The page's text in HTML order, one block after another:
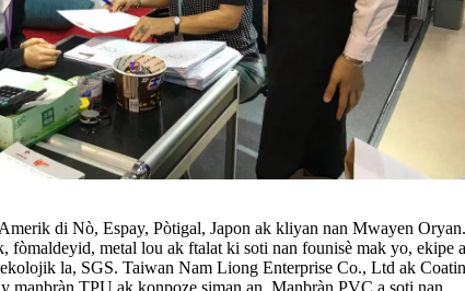
di Nò, Espay, Pòtigal, Japon ak kliyan nan Mwayen Oryan.
fòmaldeyid, metal lou ak ftalat ki soti nan founisè mak yo, ekipe
la, SGS. Taiwan Nam Liong Enterprise Co., Ltd ak